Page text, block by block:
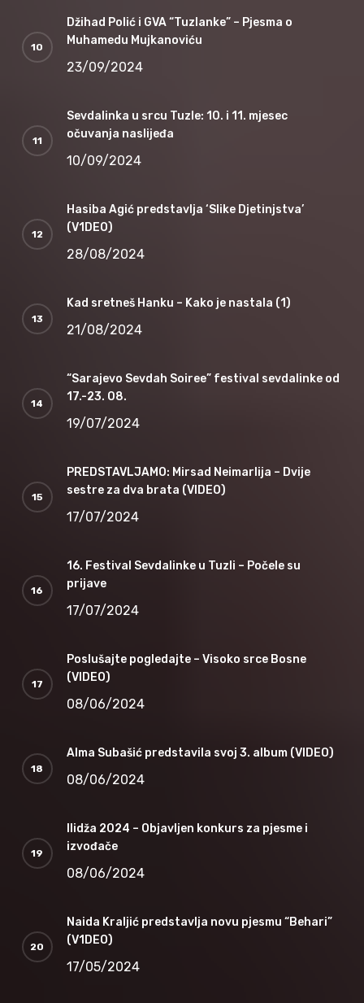
Džihad Polić i GVA “Tuzlanke” – Pjesma o
Muhamedu Mujkanoviću
23/09/2024
Sevdalinka u srcu Tuzle: 10. i 11. mjesec
očuvanja naslijeđa
10/09/2024
Hasiba Agić predstavlja ‘Slike Djetinjstva’
(V1DEO)
28/08/2024
Kad sretneš Hanku – Kako je nastala (1)
21/08/2024
“Sarajevo Sevdah Soiree” festival sevdalinke od
17.-23. 08.
19/07/2024
PREDSTAVLJAMO: Mirsad Neimarlija – Dvije
sestre za dva brata (VIDEO)
17/07/2024
16. Festival Sevdalinke u Tuzli – Počele su
prijave
17/07/2024
Poslušajte pogledajte – Visoko srce Bosne
(VIDEO)
08/06/2024
Alma Subašić predstavila svoj 3. album (VIDEO)
08/06/2024
Ilidža 2024 – Objavljen konkurs za pjesme i
izvođače
08/06/2024
Naida Kraljić predstavlja novu pjesmu “Behari”
(V1DEO)
17/05/2024